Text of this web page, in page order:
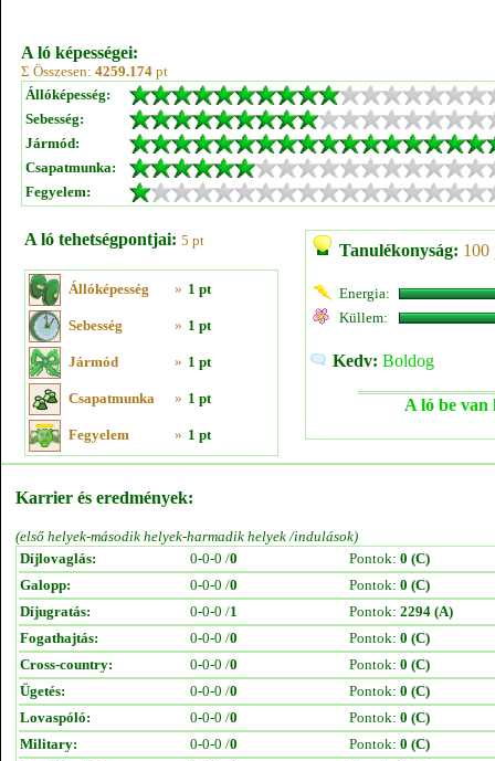
A ló képességei:
Σ Összesen: 4259.174 pt
Állóképesség:
Sebesség:
Jármód:
Csapatmunka:
Fegyelem:
A ló tehetségpontjai: 5 pt
Állóképesség » 1 pt
Sebesség » 1 pt
Jármód » 1 pt
Csapatmunka » 1 pt
Fegyelem » 1 pt
Tanulékonyság: 100
Energia:
Küllem:
Kedv: Boldog
A ló be van
Karrier és eredmények:
(első helyek-második helyek-harmadik helyek /indulások)
Díjlovaglás:
0-0-0 /0 Pontok: 0 (C)
Galopp:
0-0-0 /0 Pontok: 0 (C)
Díjugratás:
0-0-0 /1 Pontok: 2294 (A)
Fogathajtás:
0-0-0 /0 Pontok: 0 (C)
Cross-country:
0-0-0 /0 Pontok: 0 (C)
Ügetés:
0-0-0 /0 Pontok: 0 (C)
Lovaspóló:
0-0-0 /0 Pontok: 0 (C)
Military:
0-0-0 /0 Pontok: 0 (C)